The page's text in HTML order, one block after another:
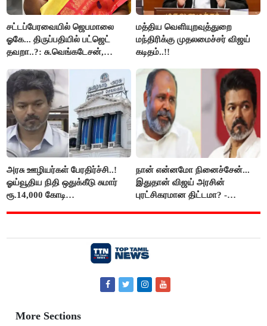
சட்டப்பேரவையில் ஜெபமாலை
ஓகே... திருப்பதியில் பட்ஜெட்
தவறா..?: சு.வெங்கடேசன்,
கேள்வி..!
மத்திய வெளியுறவுத்துறை
மந்திரிக்கு முதலமைச்சர் விஜய்
கடிதம்..!!
அரசு ஊழியர்கள் பேரதிர்ச்சி..!
ஓய்வூதிய நிதி ஒதுக்கீடு சுமார்
ரூ.14,000 கோடி
நான் என்னமோ நினைச்சேன்...
இதுதான் விஜய் அரசின்
புரட்சிகரமான திட்டமா? -
More Sections